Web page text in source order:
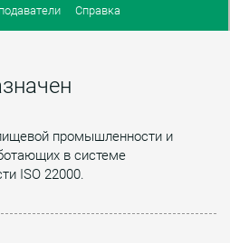
Справка
промышленности и
в системе
ISO 22000.